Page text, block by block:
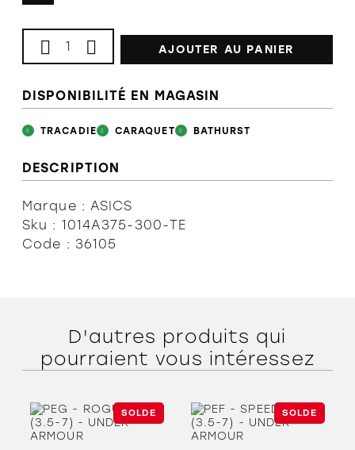
AJOUTER AU PANIER
DISPONIBILITÉ EN MAGASIN
TRACADIE CARAQUET BATHURST
DESCRIPTION
Marque : ASICS
Sku : 1014A375-300-TE
Code : 36105
D'autres produits qui
pourraient vous intéressez
SOLDE SOLDE